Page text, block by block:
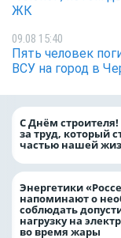
ЖК
09.08 15:40
Пять человек
ВСУ на город в
С Днём строителя!
за труд, который
частью нашей
Энергетики
напоминают о
соблюдать
нагрузку на
во время жары